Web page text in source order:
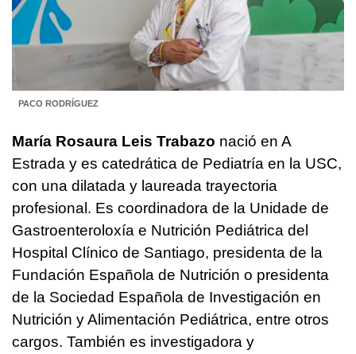
PACO RODRÍGUEZ
María Rosaura Leis Trabazo nació en A
Estrada y es catedrática de Pediatría en la USC,
con una dilatada y laureada trayectoria
profesional. Es coordinadora de la Unidade de
Gastroenteroloxía e Nutrición Pediátrica del
Hospital Clínico de Santiago, presidenta de la
Fundación Española de Nutrición o presidenta
de la Sociedad Española de Investigación en
Nutrición y Alimentación Pediátrica, entre otros
cargos. También es investigadora y